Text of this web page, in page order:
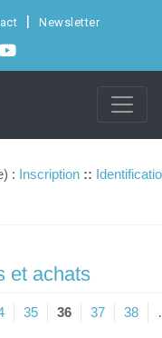
Newsletter
: Inscription ::
et achats
35 36 37 38